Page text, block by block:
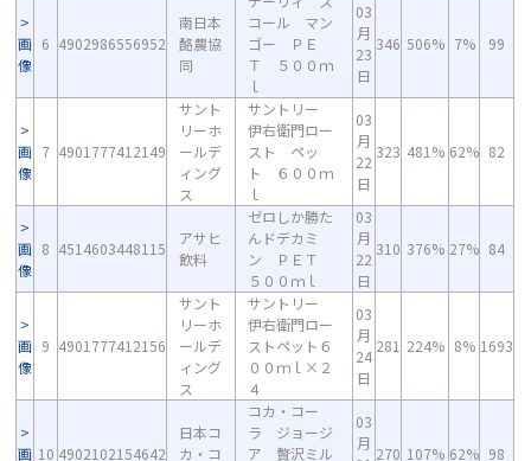
画
像
6 4902986556952
南日本
酪農協
同
コール マン
ゴー ＰＥ
Ｔ ５００ｍ
ｌ
03
月
23
日
346 506% 7% 99
画
像
7 4901777412149
サント
リーホ
ールデ
ィング
ス
サントリー
伊右衛門ロー
スト ペッ
ト ６００ｍ
ｌ
03
月
22
日
323 481% 62% 82
画
像
8 4514603448115
アサヒ
飲料
ゼロしか勝た
んドデカミ
ン ＰＥＴ
５００ｍｌ
03
月
22
日
310 376% 27% 84
画
像
9 4901777412156
サント
リーホ
ールデ
ィング
ス
サントリー
伊右衛門ロー
ストペット６
００ｍｌ×２
４
03
月
24
日
281 224% 8% 1693
画 10 4902102154642
日本コ
カ・コ
コカ・コー
ラ ジョージ
ア 贅沢ミル
03
月
270 107% 62% 98